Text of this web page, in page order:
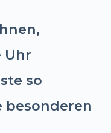
Uhr
so
besonderen